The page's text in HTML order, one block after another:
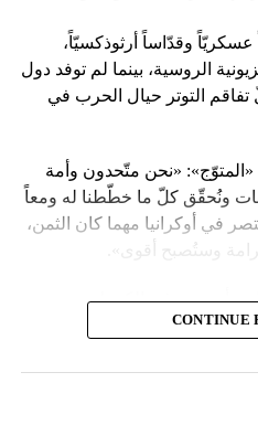
وقدّاساً أرثوذكسيّاً،
الروسية، بينما لم توفد دول
التوتر حيال الحرب في
«المتوّج»: «نحن متّحدون وأمة
ونُحقّق كلّ ما خطّطنا له ومعاً
في أوكرانيا مهما كان الثمن،
وستُصبح أقوى».
أندروز» في الكرملين، حيث
الروس وأبرز الشخصيات
شاهد عرضاً عسكريّاً،
CONTINUE